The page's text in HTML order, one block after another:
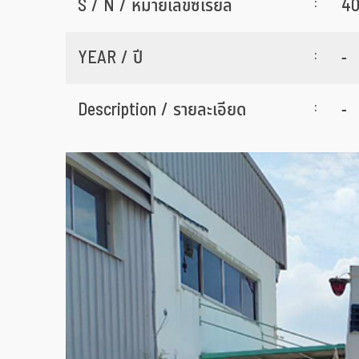
S / N / หมายเลขซีเรียล
YEAR / ปี
:
-
Description / รายละเอียด
: -